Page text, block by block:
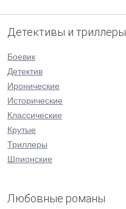
Детективы и триллеры
Боевик
Детектив
Иронические
Исторические
Классические
Крутые
Триллеры
Шпионские
Любовные романы